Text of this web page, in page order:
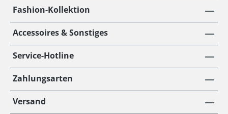
Fashion-Kollektion
Accessoires & Sonstiges
Service-Hotline
Zahlungsarten
Versand